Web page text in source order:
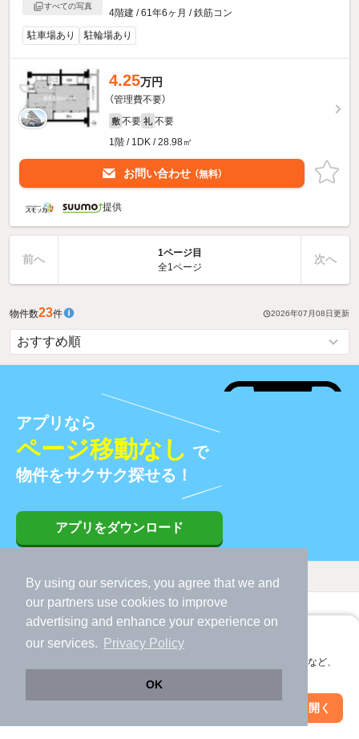
By using our services, you agree that we and
our partners use cookies to improve
advertising and enhance your experience on
our services.
Privacy Policy
OK
アプリに切り替えて、サクサクお部屋探し
会員登録なしですぐ使える。マップ検索やお気に入り保存など、
アプリを開く
すべての写真
4階建 / 61年6ヶ月 / 鉄筋コン
駐車場あり
駐輪場あり
4.25万円
（管理費不要）
敷 不要 礼 不要
1階 / 1DK / 28.98㎡
お問い合わせ （無料）
提供
前へ
1ページ目
全1ページ
次へ
物件数23件 2026年07月08日更新
アプリなら
ページ移動なし で
物件をサクサク探せる！
アプリをダウンロード
条件を変更する
田井中
変更する
絞り込み条件
変更する
地図
八尾市の駅から探す
絞り込み条件を変更